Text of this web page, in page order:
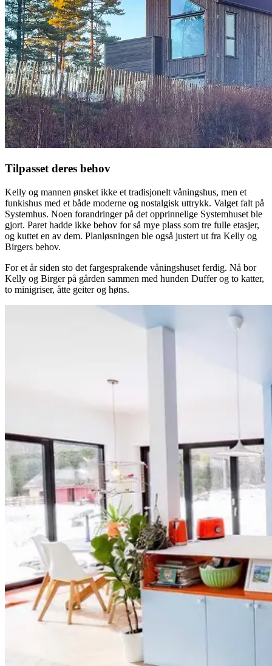
Tilpasset deres behov
Kelly og mannen ønsket ikke et tradisjonelt våningshus, men et
funkishus med et både moderne og nostalgisk uttrykk. Valget falt på
Systemhus. Noen forandringer på det opprinnelige Systemhuset ble
gjort. Paret hadde ikke behov for så mye plass som tre fulle etasjer,
og kuttet en av dem. Planløsningen ble også justert ut fra Kelly og
Birgers behov.
For et år siden sto det fargesprakende våningshuset ferdig. Nå bor
Kelly og Birger på gården sammen med hunden Duffer og to katter,
to minigriser, åtte geiter og høns.